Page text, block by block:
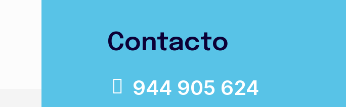
Contacto
944 905 624